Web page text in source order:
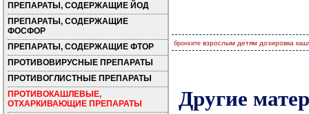
ПРЕПАРАТЫ, СОДЕРЖАЩИЕ ЙОД
ПРЕПАРАТЫ, СОДЕРЖАЩИЕ
ФОСФОР
ПРЕПАРАТЫ, СОДЕРЖАЩИЕ ФТОР
ПРОТИВОВИРУСНЫЕ ПРЕПАРАТЫ
ПРОТИВОГЛИСТНЫЕ ПРЕПАРАТЫ
ПРОТИВОКАШЛЕВЫЕ,
ОТХАРКИВАЮЩИЕ ПРЕПАРАТЫ
бронхите взрослым детям дозировка
Другие